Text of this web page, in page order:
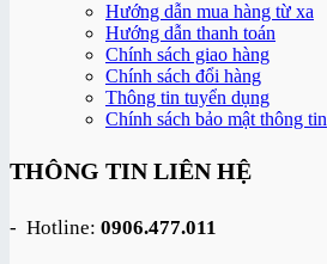
Hướng dẫn mua hàng từ xa
Hướng dẫn thanh toán
Chính sách giao hàng
Chính sách đổi hàng
Thông tin tuyển dụng
Chính sách bảo mật thông tin
THÔNG TIN LIÊN HỆ
- Hotline: 0906.477.011